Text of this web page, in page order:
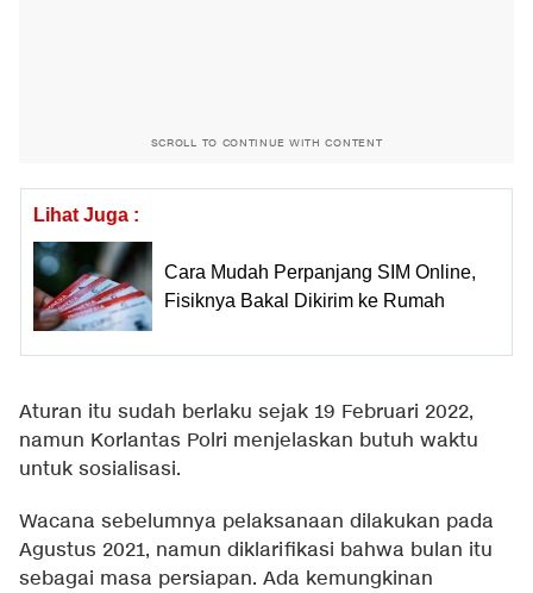
SCROLL TO CONTINUE WITH CONTENT
Lihat Juga :
Cara Mudah Perpanjang SIM Online,
Fisiknya Bakal Dikirim ke Rumah
Aturan itu sudah berlaku sejak 19 Februari 2022,
namun Korlantas Polri menjelaskan butuh waktu
untuk sosialisasi.
Wacana sebelumnya pelaksanaan dilakukan pada
Agustus 2021, namun diklarifikasi bahwa bulan itu
sebagai masa persiapan. Ada kemungkinan